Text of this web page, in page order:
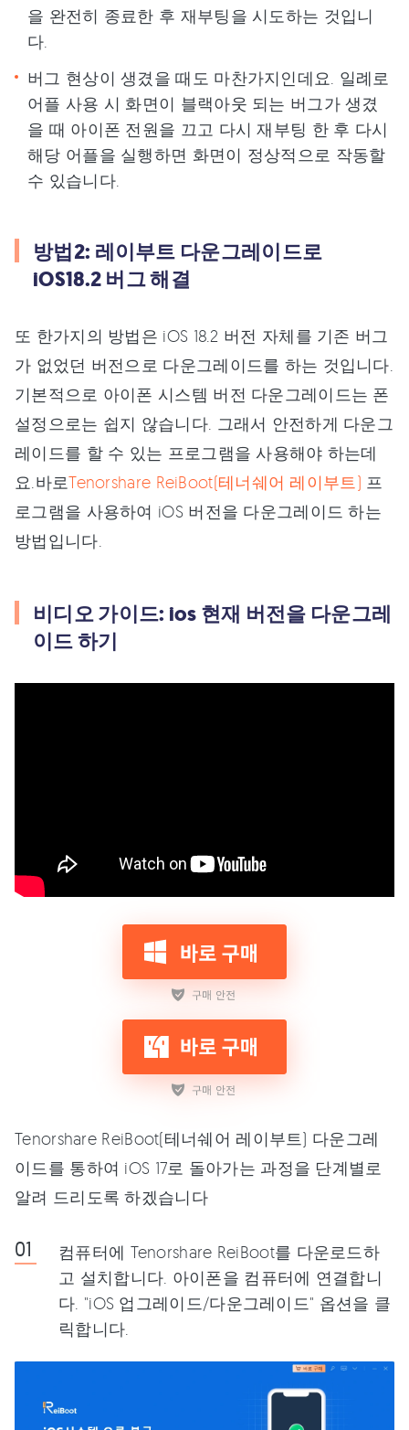
을 완전히 종료한 후 재부팅을 시도하는 것입니
다.
버그 현상이 생겼을 때도 마찬가지인데요. 일례로
어플 사용 시 화면이 블랙아웃 되는 버그가 생겼
을 때 아이폰 전원을 끄고 다시 재부팅 한 후 다시
해당 어플을 실행하면 화면이 정상적으로 작동할
수 있습니다.
방법2: 레이부트 다운그레이드로
iOS18.2 버그 해결
또 한가지의 방법은 iOS 18.2 버전 자체를 기존 버그
가 없었던 버전으로 다운그레이드를 하는 것입니다.
기본적으로 아이폰 시스템 버전 다운그레이드는 폰
설정으로는 쉽지 않습니다. 그래서 안전하게 다운그
레이드를 할 수 있는 프로그램을 사용해야 하는데
요.바로Tenorshare ReiBoot(테너쉐어 레이부트) 프
로그램을 사용하여 iOS 버전을 다운그레이드 하는
방법입니다.
비디오 가이드: ios 현재 버전을 다운그레
이드 하기
Tenorshare ReiBoot(테너쉐어 레이부트) 다운그레
이드를 통하여 iOS 17로 돌아가는 과정을 단계별로
알려 드리도록 하겠습니다
컴퓨터에 Tenorshare ReiBoot를 다운로드하
고 설치합니다. 아이폰을 컴퓨터에 연결합니
다. "iOS 업그레이드/다운그레이드" 옵션을 클
릭합니다.